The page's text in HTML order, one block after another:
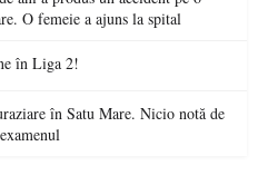
O femeie a ajuns la spital
în Liga 2!
în Satu Mare. Nicio notă de